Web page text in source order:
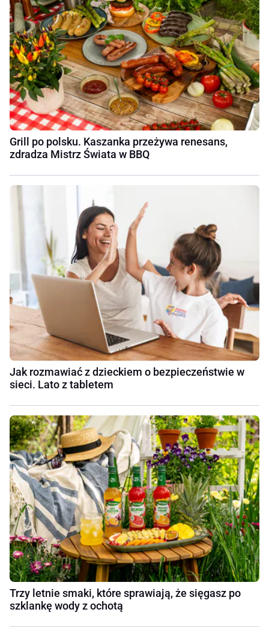
Grill po polsku. Kaszanka przeżywa renesans,
zdradza Mistrz Świata w BBQ
Jak rozmawiać z dzieckiem o bezpieczeństwie w
sieci. Lato z tabletem
Trzy letnie smaki, które sprawiają, że sięgasz po
szklankę wody z ochotą